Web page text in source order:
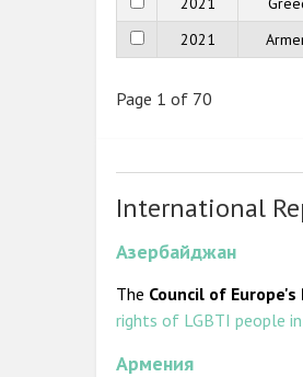
2021
Page 1 of 70
International
Азербайджан
The Council of
rights of LGBTI people
Армения